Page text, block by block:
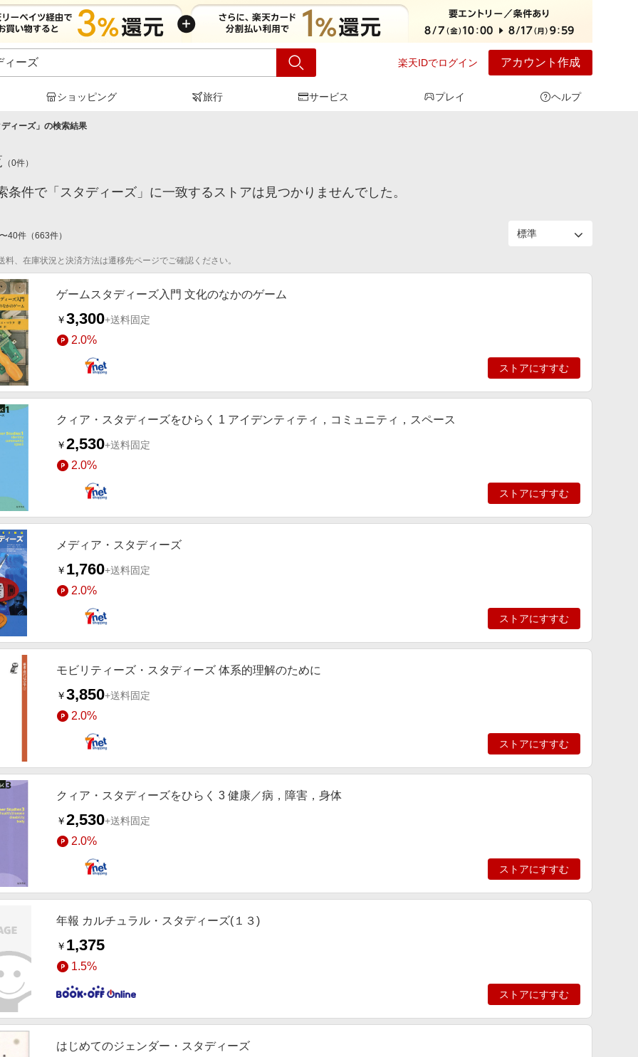
楽天IDでログイン アカウント作成
ショッピング 旅行 サービス プレイ ヘルプ
ィーズ」の検索結果
（0件）
条件で「スタディーズ」に一致するストアは見つかりませんでした。
〜40件 （663件）
料、在庫状況と決済方法は遷移先ページでご確認ください。
ゲームスタディーズ入門 文化のなかのゲーム
￥3,300+送料固定
2.0%
ストアにすすむ
クィア・スタディーズをひらく 1 アイデンティティ，コミュニティ，スペース
￥2,530+送料固定
2.0%
ストアにすすむ
メディア・スタディーズ
￥ 1,760+送料固定
2.0%
ストアにすすむ
モビリティーズ・スタディーズ 体系的理解のために
￥3,850+送料固定
2.0%
ストアにすすむ
クィア・スタディーズをひらく 3 健康／病，障害，身体
￥2,530+送料固定
2.0%
ストアにすすむ
年報 カルチュラル・スタディーズ(１３)
￥ 1,375
1.5%
ストアにすすむ
はじめてのジェンダー・スタディーズ